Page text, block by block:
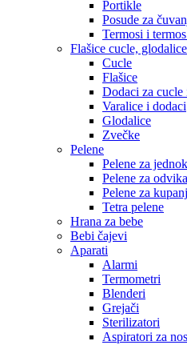
Portikle
Posude za
Termosi i
Flašice cucle,
Cucle
Flašice
Dodaci za cucle
Varalice i dodaci
Glodalice
Zvečke
Pelene
Pelene za
Pelene za
Pelene za
Tetra pelene
Hrana za bebe
Bebi čajevi
Aparati
Alarmi
Termometri
Blenderi
Grejači
Sterilizatori
Aspiratori za nos